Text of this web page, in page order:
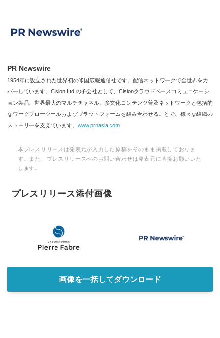
PR Newswire
1954年に設立された世界初の米国広報通信社です。配信ネットワークで全世界をカ
バーしています。Cision Ltd.の子会社として、Cisionクラウドベースコミュニケーシ
ョン製品、世界最大のマルチチャネル、多文化コンテンツ普及ネットワークと包括的
なワークフローツールおよびプラットフォームを組み合わせることで、様々な組織の
ストーリーを支えています。 www.prnasia.com
本プレスリリースは発表元が入力した原稿をそのまま掲載しておりま
す。また、プレスリリースへのお問い合わせは発表元に直接お願いいた
します。
プレスリリース添付画像
画像を一括してダウンロード